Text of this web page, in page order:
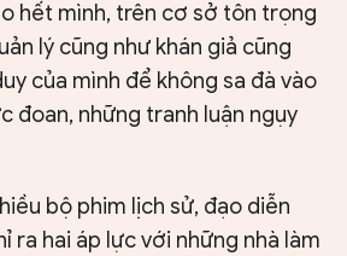
hết mình, trên cơ sở tôn trọng
lý cũng như khán giả cũng
của mình để không sa đà vào
đoan, những tranh luận ngụy
bộ phim lịch sử, đạo diễn
ra hai áp lực với những nhà làm